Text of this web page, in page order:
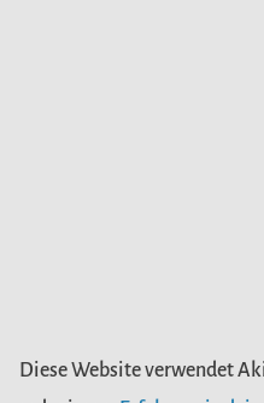
Diese Website verwendet